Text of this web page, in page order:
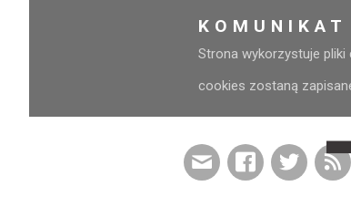
KOMUNIKAT
Strona wykorzystuje
cookies zostaną